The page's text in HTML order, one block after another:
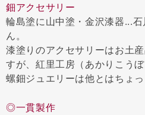
鈿アクセサリー
輪島塗に山中塗・金沢漆器...
ん。
漆塗りのアクセサリーはお土
すが、紅里工房（あかりこう
螺鈿ジュエリーは他とはちょっ
◎一貫製作